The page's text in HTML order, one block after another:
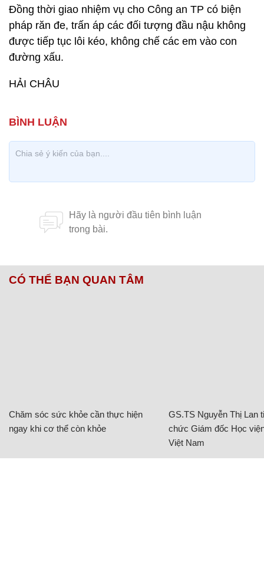
Đồng thời giao nhiệm vụ cho Công an TP có biện
pháp răn đe, trấn áp các đối tượng đầu nậu không
được tiếp tục lôi kéo, không chế các em vào con
đường xấu.
HẢI CHÂU
CÓ THỂ BẠN QUAN TÂM
Chăm sóc sức khỏe cần thực hiện
ngay khi cơ thể còn khỏe
GS.TS Nguyễn Thị Lan
chức Giám đốc Học
Việt Nam